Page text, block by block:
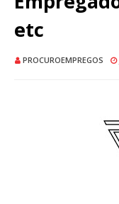
etc
PROCUROEMPREGOS